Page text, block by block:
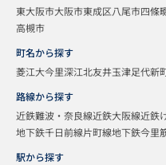
東大阪市大阪市東成区八尾市四條
高槻市
町名から探す
菱江大今里深江北友井玉津足代新
路線から探す
近鉄難波・奈良線近鉄大阪線近鉄
地下鉄千日前線片町線地下鉄今里
駅から探す